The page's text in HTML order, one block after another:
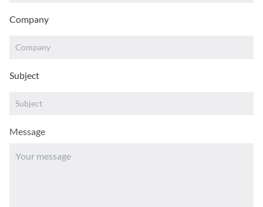
Company
Subject
Message